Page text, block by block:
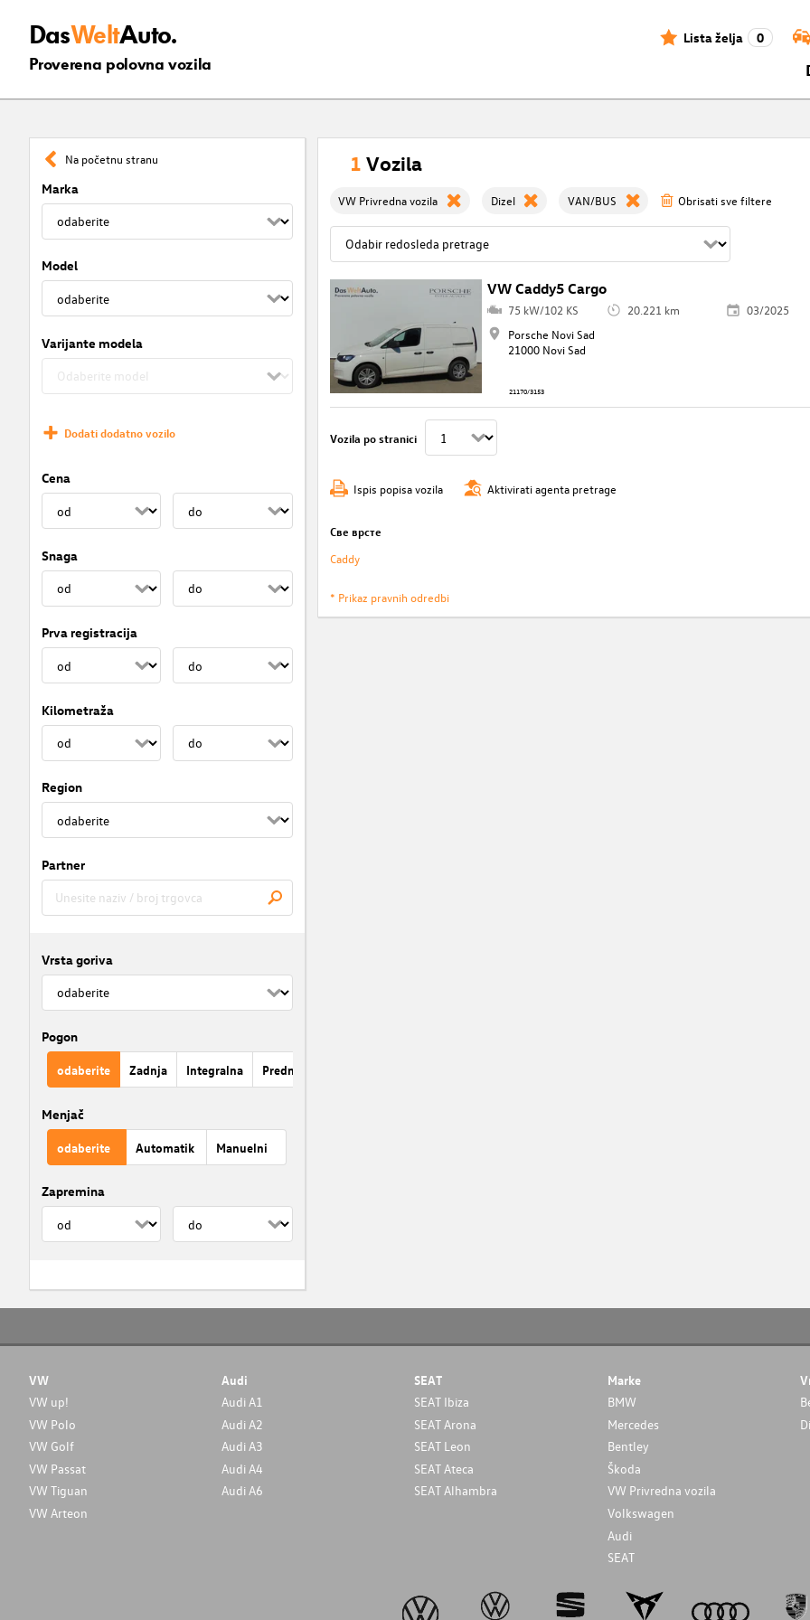
DasWeltAuto.
Proverena polovna vozila
Lista želja 0
Na početnu stranu
Marka
Model
Varijante modela
Dodati dodatno vozilo
Cena
Snaga
Prva registracija
Kilometraža
Region
Partner
Vrsta goriva
Pogon
odaberite Zadnja Integralna Prednja
Menjač
odaberite Automatik Manuelni
Zapremina
1 Vozila
VW Privredna vozila Dizel VAN/BUS Obrisati sve filtere
VW Caddy5 Cargo
75 kW/102 KS 20.221 km
03/2025
Porsche Novi Sad
21000 Novi Sad
21170/3153
Vozila po stranici
Ispis popisa vozila Aktivirati agenta pretrage
Све врсте
Caddy
* Prikaz pravnih odredbi
VW
VW up!
VW Polo
VW Golf
VW Passat
VW Tiguan
VW Arteon
Audi
Audi A1
Audi A2
Audi A3
Audi A4
Audi A6
SEAT
SEAT Ibiza
SEAT Arona
SEAT Leon
SEAT Ateca
SEAT Alhambra
Marke
BMW
Mercedes
Bentley
Škoda
VW Privredna vozila
Volkswagen
Audi
SEAT